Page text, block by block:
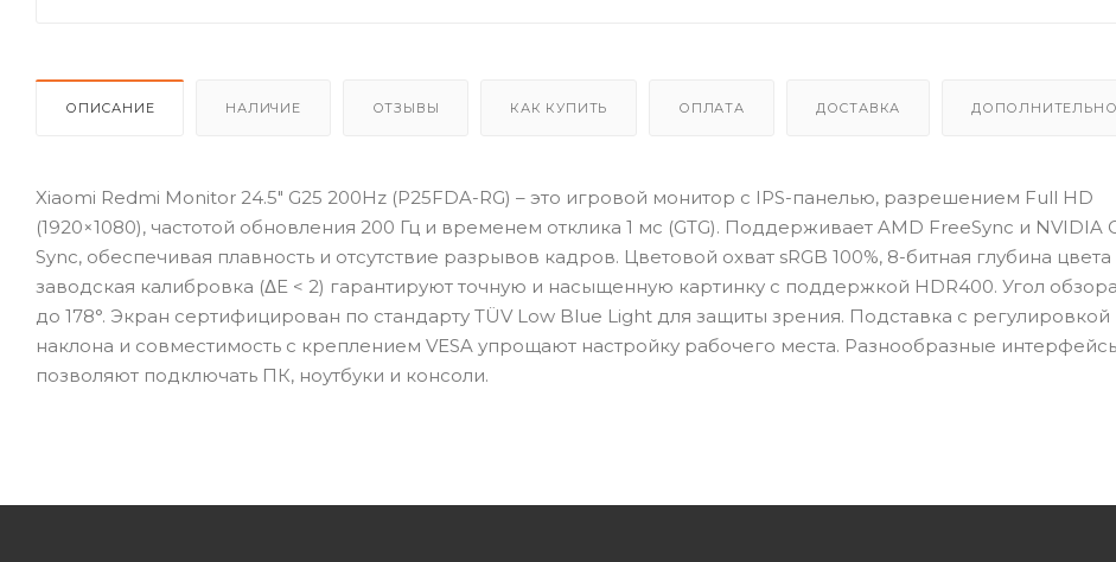
ОПИСАНИЕ НАЛИЧИЕ ОТЗЫВЫ КАК КУПИТЬ ОПЛАТА ДОСТАВКА ДОПОЛНИТЕЛЬНО
Xiaomi Redmi Monitor 24.5" G25 200Hz (P25FDA-RG) – это игровой монитор с IPS-панелью, разрешением Full HD
(1920×1080), частотой обновления 200 Гц и временем отклика 1 мс (GTG). Поддерживает AMD FreeSync и NVIDIA
Sync, обеспечивая плавность и отсутствие разрывов кадров. Цветовой охват sRGB 100%, 8-битная глубина цвета
заводская калибровка (ΔE < 2) гарантируют точную и насыщенную картинку с поддержкой HDR400. Угол
до 178°. Экран сертифицирован по стандарту TÜV Low Blue Light для защиты зрения. Подставка с регулировкой
наклона и совместимость с креплением VESA упрощают настройку рабочего места. Разнообразные
позволяют подключать ПК, ноутбуки и консоли.